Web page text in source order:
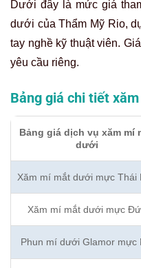
Dưới đây là mức giá
dưới của Thẩm Mỹ Rio,
tay nghề kỹ thuật viên.
yêu cầu riêng.
Bảng giá chi tiết
Bảng giá dịch vụ xăm mí
dưới
Xăm mí mắt dưới mực Thái
Xăm mí mắt dưới mực
Phun mí dưới Glamor mực